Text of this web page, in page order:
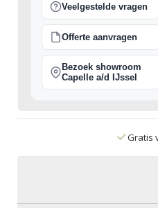
Veelgestelde vragen
Offerte aanvragen
Bezoek showroom
Capelle a/d IJssel
Gratis